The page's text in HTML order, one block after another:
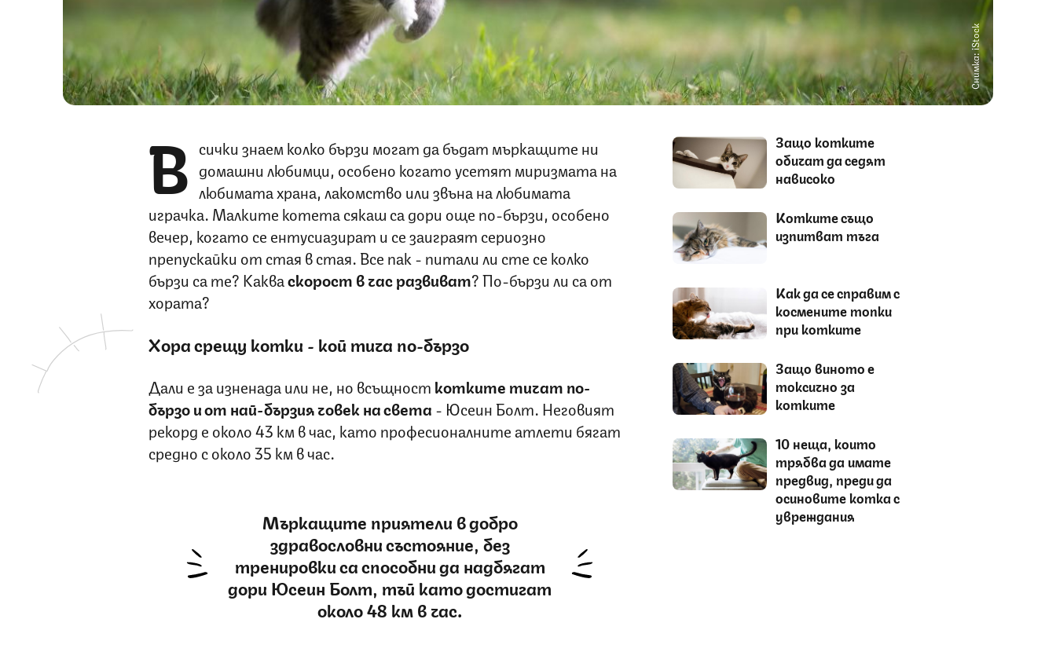
Снимка: iStock
В сички знаем колко бързи могат да бъдат мъркащите ни
домашни любимци, особено когато усетят миризмата на
любимата храна, лакомство или звъна на любимата
играчка. Малките котета сякаш са дори още по-бързи, особено
вечер, когато се ентусиазират и се заиграят сериозно
препускайки от стая в стая. Все пак - питали ли сте се колко
бързи са те? Какваскорост в час развиват? По-бързи ли са от
хората?
Хора срещу котки - кой тича по-бързо
Дали е за изненада или не, но всъщност котките тичат по-
бързо и от най-бързия човек на света - Юсеин Болт. Неговият
рекорд е около 43 км в час, като професионалните атлети бягат
средно с около 35 км в час.
Мъркащите приятели в добро
здравословни състояние, без
тренировки са способни да надбягат
дори Юсеин Болт, тъй като достигат
около 48 км в час.
Защо котките
обичат да седят
нависоко
Котките също
изпитват тъга
Как да се справим с
космените топки
при котките
Защо виното е
токсично за
котките
10 неща, които
трябва да имате
предвид, преди да
осиновите котка с
увреждания